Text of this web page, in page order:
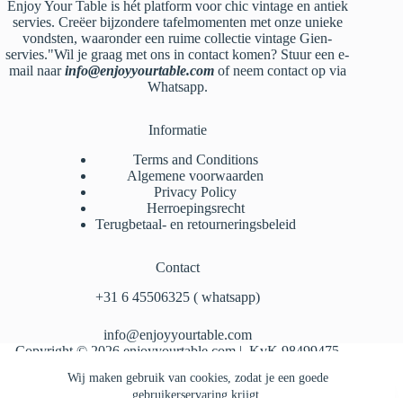
Wij maken gebruik van cookies, zodat je een goede
gebruikerservaring krijgt.
Enjoy Your Table is hét platform voor chic vintage en antiek
servies. Creëer bijzondere tafelmomenten met onze unieke
vondsten, waaronder een ruime collectie vintage Gien-
servies."Wil je graag met ons in contact komen? Stuur een e-
mail naarinfo@enjoyyourtable.comof neem contact op via
Whatsapp.
Informatie
Terms and Conditions
Algemene voorwaarden
Privacy Policy
Herroepingsrecht
Terugbetaal- en retourneringsbeleid
Contact
‪+31 6 45506325‬ ( whatsapp)
info@enjoyyourtable.com
Copyright © 2026 enjoyyourtable.com | KvK 98499475